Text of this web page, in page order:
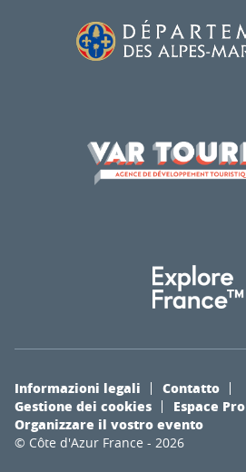
© Côte d'Azur France - 2026
Informazioni legali
Contatto
Gestione dei cookies
Espace Pro
Organizzare il vostro evento